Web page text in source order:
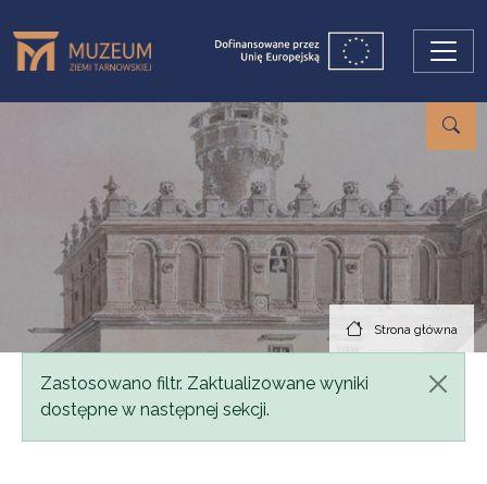
Strona główna
Komunikat
Zastosowano filtr. Zaktualizowane wyniki
dostępne w następnej sekcji.